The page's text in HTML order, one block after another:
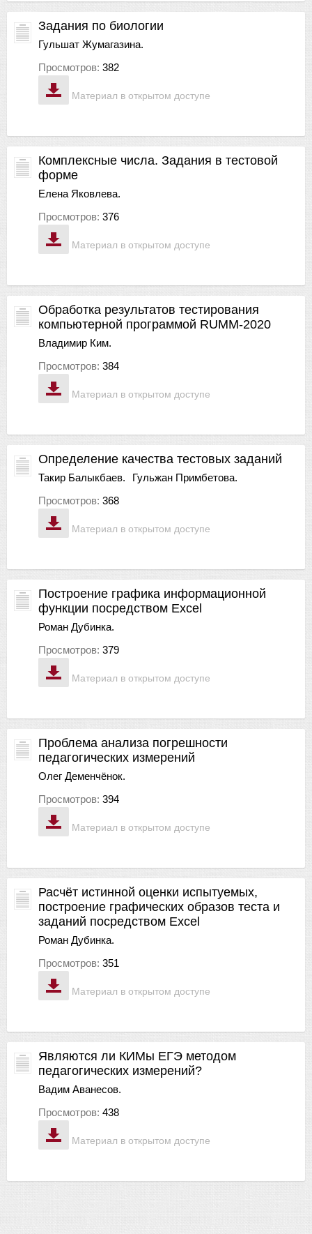
Материал в открытом доступе
Задания по биологии
Гульшат Жумагазина.
Просмотров: 382
Материал в открытом доступе
Комплексные числа. Задания в тестовой
форме
Елена Яковлева.
Просмотров: 376
Материал в открытом доступе
Обработка результатов тестирования
компьютерной программой RUMM-2020
Владимир Ким.
Просмотров: 384
Материал в открытом доступе
Определение качества тестовых заданий
Такир Балыкбаев.
Гульжан Примбетова.
Просмотров: 368
Материал в открытом доступе
Построение графика информационной
функции посредством Excel
Роман Дубинка.
Просмотров: 379
Материал в открытом доступе
Проблема анализа погрешности
педагогических измерений
Олег Деменчёнок.
Просмотров: 394
Материал в открытом доступе
Расчёт истинной оценки испытуемых,
построение графических образов теста и
заданий посредством Excel
Роман Дубинка.
Просмотров: 351
Материал в открытом доступе
Являются ли КИМы ЕГЭ методом
педагогических измерений?
Вадим Аванесов.
Просмотров: 438